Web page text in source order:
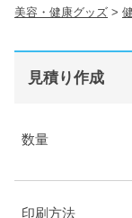
美容・健康グッズ >
見積り作成
数量
印刷方法